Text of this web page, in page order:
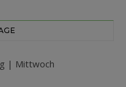
| Mittwoch